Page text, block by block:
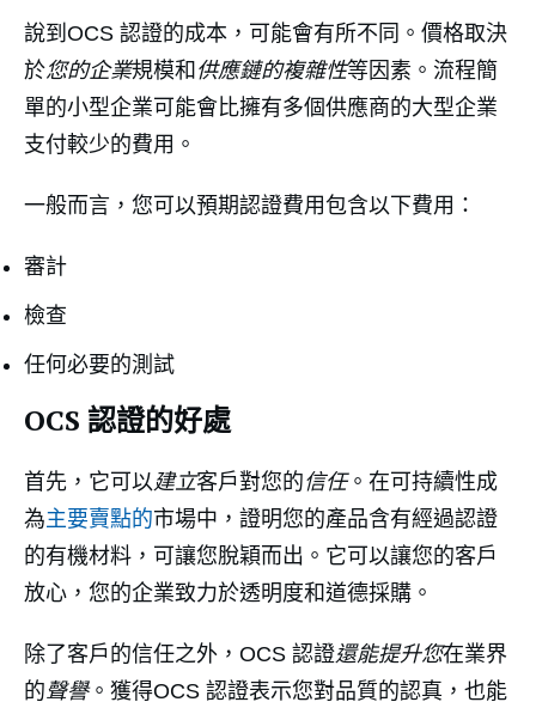
說到OCS 認證的成本，可能會有所不同。價格取決
於您的企業規模和 供應鏈的複雜性等因素。流程簡
單的小型企業可能會比擁有多個供應商的大型企業
支付較少的費用。
一般而言，您可以預期認證費用包含以下費用：
審計
檢查
任何必要的測試
OCS 認證的好處
首先，它可以 建立客戶對您的信任。在可持續性成
為主要賣點的市場中，證明您的產品含有經過認證
的有機材料，可讓您脫穎而出。它可以讓您的客戶
放心，您的企業致力於透明度和道德採購。
除了客戶的信任之外，OCS 認證還能提升您在業界
的聲譽。獲得OCS 認證表示您對品質的認真，也能